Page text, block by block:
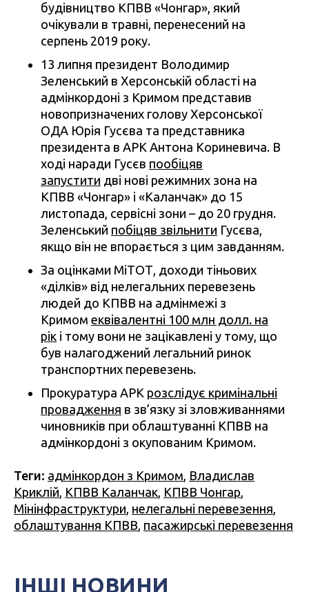
будівництво КПВВ «Чонгар», який
очікували в травні, перенесений на
серпень 2019 року.
13 липня президент Володимир
Зеленський в Херсонській області на
адмінкордоні з Кримом представив
новопризначених голову Херсонської
ОДА Юрія Гусєва та представника
президента в АРК Антона Кориневича. В
ході наради Гусєв пообіцяв
запустити дві нові режимних зона на
КПВВ «Чонгар» і «Каланчак» до 15
листопада, сервісні зони – до 20 грудня.
Зеленський побіцяв звільнити Гусєва,
якщо він не впорається з цим завданням.
За оцінками МіТОТ, доходи тіньових
«ділків» від нелегальних перевезень
людей до КПВВ на адмінмежі з
Кримом еквівалентні 100 млн долл. на
рік і тому вони не зацікавлені у тому, що
був налагоджений легальний ринок
транспортних перевезень.
Прокуратура АРК розслідує кримінальні
провадження в зв’язку зі зловживаннями
чиновників при облаштуванні КПВВ на
адмінкордоні з окупованим Кримом.
Теги: адмінкордон з Кримом, Владислав
Криклій, КПВВ Каланчак, КПВВ Чонгар,
Мінінфраструктури, нелегальні перевезення,
облаштування КПВВ, пасажирські перевезення
ІНШІ НОВИНИ